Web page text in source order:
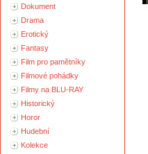
Dokument
Drama
Erotický
Fantasy
Film pro pamětníky
Filmové pohádky
Filmy na BLU-RAY
Historický
Horor
Hudební
Kolekce